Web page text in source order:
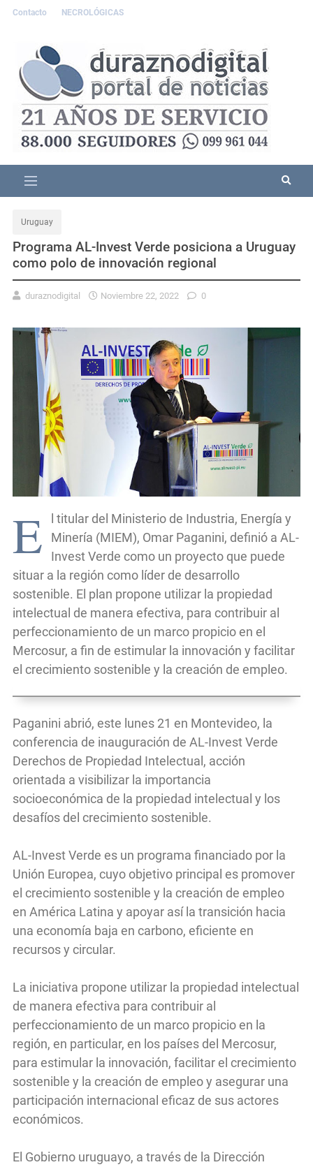
Contacto NECROLÓGICAS
Uruguay
Programa AL-Invest Verde posiciona a Uruguay
como polo de innovación regional
duraznodigital Noviembre 22, 2022 0
E
l titular del Ministerio de Industria, Energía y
Minería (MIEM), Omar Paganini, definió a AL-
Invest Verde como un proyecto que puede
situar a la región como líder de desarrollo
sostenible. El plan propone utilizar la propiedad
intelectual de manera efectiva, para contribuir al
perfeccionamiento de un marco propicio en el
Mercosur, a fin de estimular la innovación y facilitar
el crecimiento sostenible y la creación de empleo.
Paganini abrió, este lunes 21 en Montevideo, la
conferencia de inauguración de AL-Invest Verde
Derechos de Propiedad Intelectual, acción
orientada a visibilizar la importancia
socioeconómica de la propiedad intelectual y los
desafíos del crecimiento sostenible.
AL-Invest Verde es un programa financiado por la
Unión Europea, cuyo objetivo principal es promover
el crecimiento sostenible y la creación de empleo
en América Latina y apoyar así la transición hacia
una economía baja en carbono, eficiente en
recursos y circular.
La iniciativa propone utilizar la propiedad intelectual
de manera efectiva para contribuir al
perfeccionamiento de un marco propicio en la
región, en particular, en los países del Mercosur,
para estimular la innovación, facilitar el crecimiento
sostenible y la creación de empleo y asegurar una
participación internacional eficaz de sus actores
económicos.
El Gobierno uruguayo, a través de la Dirección